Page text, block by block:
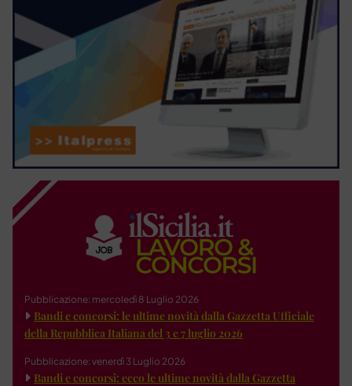
Pubblicazione: mercoledì 8 Luglio 2026
Bandi e concorsi: le ultime novità dalla Gazzetta Ufficiale
della Repubblica Italiana del 3 e 7 luglio 2026
Pubblicazione: venerdì 3 Luglio 2026
Bandi e concorsi: ecco le ultime novità dalla Gazzetta